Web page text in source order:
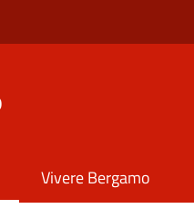
Vivere Bergamo